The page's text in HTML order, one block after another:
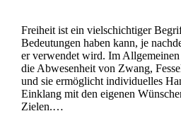
Freiheit ist ein vielschichtiger
Bedeutungen haben kann, je
er verwendet wird. Im
die Abwesenheit von Zwang,
und sie ermöglicht individuelles
Einklang mit den eigenen
Zielen.…